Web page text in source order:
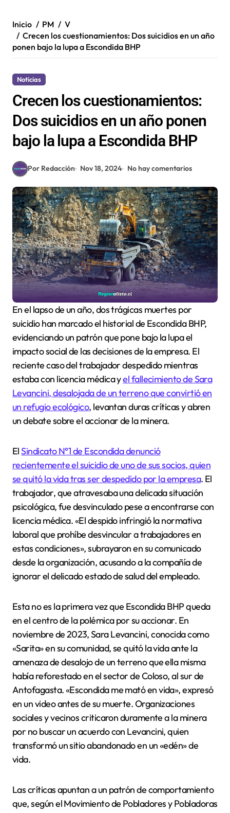
Inicio PM
V
Crecen los cuestionamientos: Dos suicidios en un año
ponen bajo la lupa a Escondida BHP
Noticias
Crecen los cuestionamientos:
Dos suicidios en un año ponen
bajo la lupa a Escondida BHP
Por Redacción Nov 18, 2024 No hay comentarios
En el lapso de un año, dos trágicas muertes por
suicidio han marcado el historial de Escondida BHP,
evidenciando un patrón que pone bajo la lupa el
impacto social de las decisiones de la empresa. El
reciente caso del trabajador despedido mientras
estaba con licencia médica yel fallecimiento de Sara
Levancini, desalojada de un terreno que convirtió en
un refugio ecológico, levantan duras críticas y abren
un debate sobre el accionar de la minera.
ElSindicato N°1 de Escondida denunció
recientemente el suicidio de uno de sus socios, quien
se quitó la vida tras ser despedido por la empresa. El
trabajador, que atravesaba una delicada situación
psicológica, fue desvinculado pese a encontrarse con
licencia médica. «El despido infringió la normativa
laboral que prohíbe desvincular a trabajadores en
estas condiciones», subrayaron en su comunicado
desde la organización, acusando a la compañía de
ignorar el delicado estado de salud del empleado.
Esta no es la primera vez que Escondida BHP queda
en el centro de la polémica por su accionar. En
noviembre de 2023, Sara Levancini, conocida como
«Sarita» en su comunidad, se quitó la vida ante la
amenaza de desalojo de un terreno que ella misma
había reforestado en el sector de Coloso, al sur de
Antofagasta. «Escondida me mató en vida», expresó
en un video antes de su muerte. Organizaciones
sociales y vecinos criticaron duramente a la minera
por no buscar un acuerdo con Levancini, quien
transformó un sitio abandonado en un «edén» de
vida.
Las críticas apuntan a un patrón de comportamiento
que, según el Movimiento de Pobladores y Pobladoras